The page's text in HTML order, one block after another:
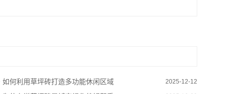
如何利用草坪砖打造多功能休闲区域 2025-12-12